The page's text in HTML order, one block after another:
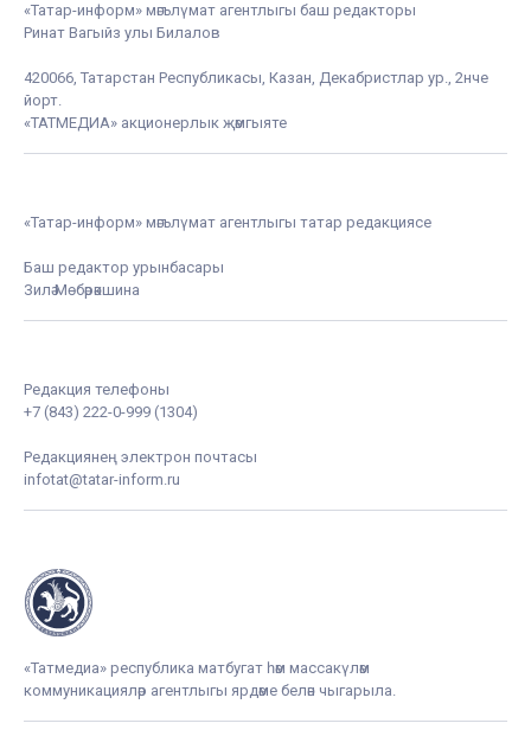
«Татар-информ» мәгълүмат агентлыгы баш редакторы
Ринат Вагыйз улы Билалов
420066, Татарстан Республикасы, Казан, Декабристлар ур., 2нче
йорт.
«ТАТМЕДИА» акционерлык җәмгыяте
«Татар-информ» мәгълүмат агентлыгы татар редакциясе
Баш редактор урынбасары
Зилә Мөбәрәкшина
Редакция телефоны
+7 (843) 222-0-999 (1304)
Редакциянең электрон почтасы
infotat@tatar-inform.ru
«Татмедиа» республика матбугат һәм массакүләм
коммуникацияләр агентлыгы ярдәме белән чыгарыла.